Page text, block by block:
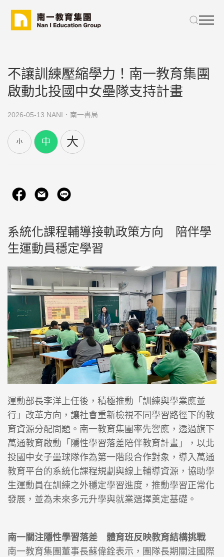
不讓訓練壓縮學力！南一教育集團
啟動北投國中女壘隊支持計畫
2026-05-13 NANI．南一書局
小 中 大
系統化課程輔導接軌政策方向 陪伴學
生運動員穩定學習
運動部長李洋上任後，積極推動「訓練與學業應並
行」改革方向，讓社會重新檢視不同學習路徑下的教
育資源分配問題。南一教育集團率先響應，透過旗下
萬通教育啟動「隱性學習落差陪伴教育計畫」，以北
投國中女子壘球隊作為第一階段合作對象，導入萬通
教育平台的系統化課程規劃與線上輔導資源，協助學
生運動員在訓練之外穩定學習進度，推動學習正常化
發展，並為未來多元升學與就業選擇奠定基礎。
南一關注隱性學習落差 體育班反映教育結構挑戰
南一教育集團董事長蘇偉銓表示，團隊長期關注國際